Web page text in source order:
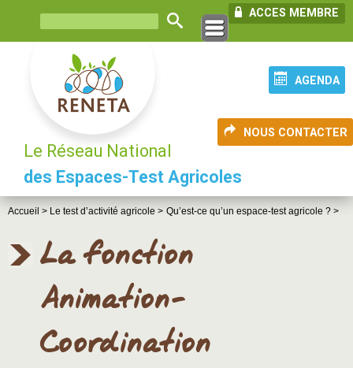
ACCES MEMBRE
AGENDA
NOUS CONTACTER
Le Réseau National
des Espaces-Test Agricoles
Accueil > Le test d’activité agricole > Qu’est-ce qu’un espace-test agricole ? >
La fonction
Animation-
Coordination